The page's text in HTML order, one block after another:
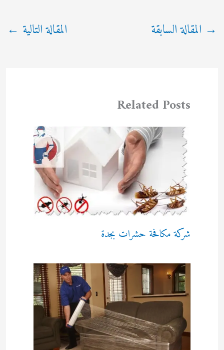
→ المقالة السابقة المقالة التالية ←
Related Posts
شركة مكافحة حشرات بجدة